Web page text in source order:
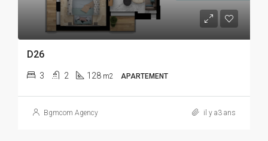
D26
3 2 128 m2 APARTEMENT
Bgmcom Agency il y a3 ans